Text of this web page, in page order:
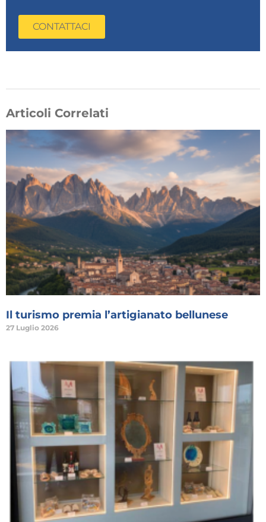
CONTATTACI
Articoli Correlati
Il turismo premia l’artigianato bellunese
27 Luglio 2026